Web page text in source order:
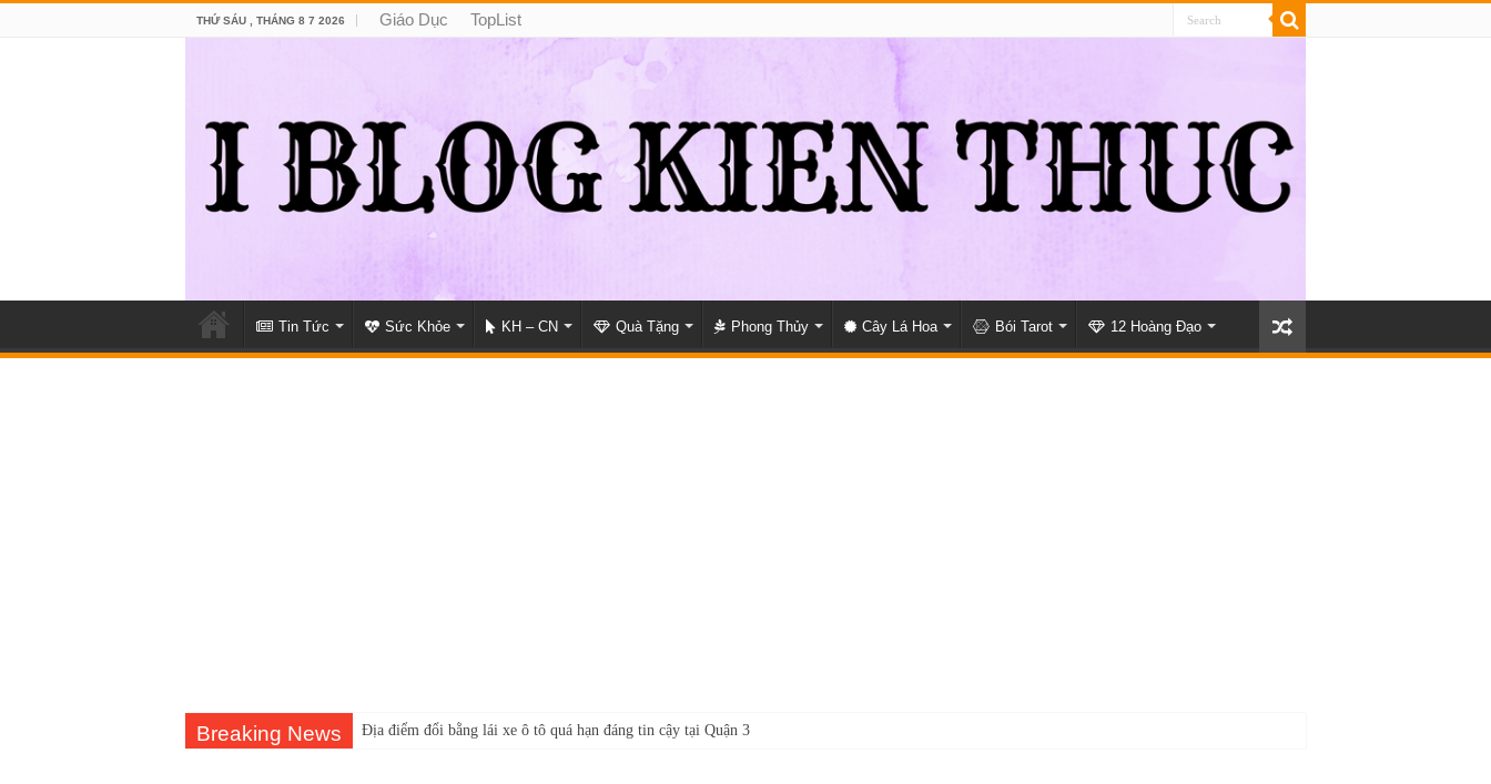
THỨ SÁU , THÁNG 8 7 2026 Giáo Dục TopList
Tin Tức Sức Khỏe KH – CN Quà Tặng Phong Thủy Cây Lá Hoa Bói Tarot 12 Hoàng Đạo
Breaking News Địa điểm đổi bằng lái xe ô tô quá hạn đáng tin cậy tại Quận 3